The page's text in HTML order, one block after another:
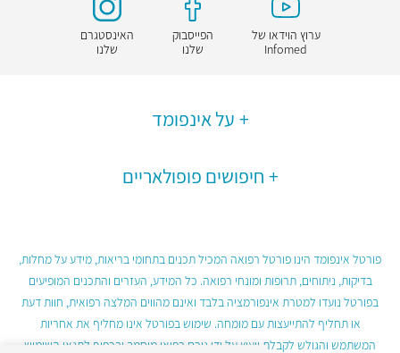
ערוץ הוידאו של
Infomed
הפייסבוק
שלנו
האינסטגרם
שלנו
על אינפומד
חיפושים פופולאריים
פורטל אינפומד הינו פורטל רפואה המכיל תכנים בתחומי בריאות, מידע על מחלות,
בדיקות, ניתוחים, תרופות ומונחי רפואה. כל המידע, העזרים והתכנים המופיעים
בפורטל נועדו למטרת אינפורמציה בלבד ואינם מהווים המלצה רפואית, חוות דעת
או תחליף להתייעצות עם מומחה. שימוש בפורטל אינו מחליף את אחריות
המשתמש והגולש לקבלת ייעוץ על ידי גורם רפואי מוסמך ובכפוף לתנאי השימוש